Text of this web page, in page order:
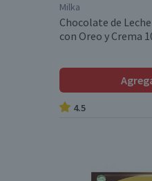
Milka
Chocolate de
con Oreo y Crema
4.5